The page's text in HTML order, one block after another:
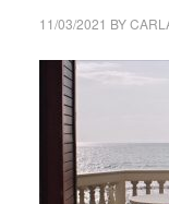
11/03/2021 BY